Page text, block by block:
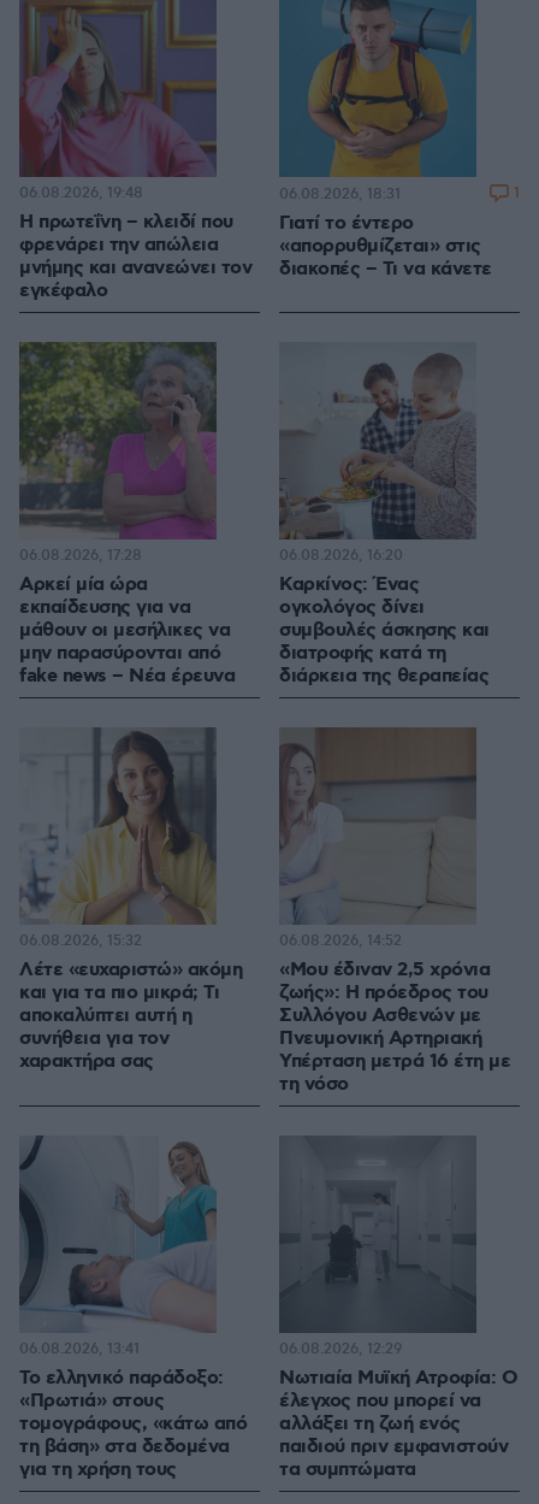
Η πρωτεΐνη – κλειδί που
φρενάρει την απώλεια
μνήμης και ανανεώνει τον
εγκέφαλο
06.08.2026, 19:48
Γιατί το έντερο
«απορρυθμίζεται» στις
διακοπές – Τι να κάνετε
06.08.2026, 18:31 1
Αρκεί μία ώρα
εκπαίδευσης για να
μάθουν οι μεσήλικες να
μην παρασύρονται από
fake news – Νέα έρευνα
06.08.2026, 17:28
Καρκίνος: Ένας
ογκολόγος δίνει
συμβουλές άσκησης και
διατροφής κατά τη
διάρκεια της θεραπείας
06.08.2026, 16:20
Λέτε «ευχαριστώ» ακόμη
και για τα πιο μικρά; Τι
αποκαλύπτει αυτή η
συνήθεια για τον
χαρακτήρα σας
06.08.2026, 15:32
«Μου έδιναν 2,5 χρόνια
ζωής»: Η πρόεδρος του
Συλλόγου Ασθενών με
Πνευμονική Αρτηριακή
Υπέρταση μετρά 16 έτη με
τη νόσο
06.08.2026, 14:52
Το ελληνικό παράδοξο:
«Πρωτιά» στους
τομογράφους, «κάτω από
τη βάση» στα δεδομένα
για τη χρήση τους
06.08.2026, 13:41
Νωτιαία Μυϊκή Ατροφία: Ο
έλεγχος που μπορεί να
αλλάξει τη ζωή ενός
παιδιού πριν εμφανιστούν
τα συμπτώματα
06.08.2026, 12:29